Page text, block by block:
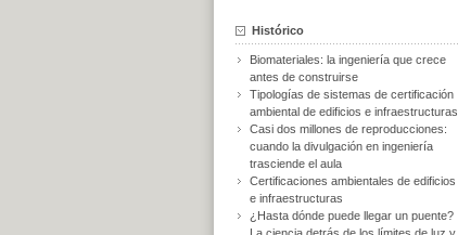
Histórico
Biomateriales: la ingeniería que crece
antes de construirse
Tipologías de sistemas de certificación
ambiental de edificios e infraestructuras
Casi dos millones de reproducciones:
cuando la divulgación en ingeniería
trasciende el aula
Certificaciones ambientales de edificios
e infraestructuras
¿Hasta dónde puede llegar un puente?